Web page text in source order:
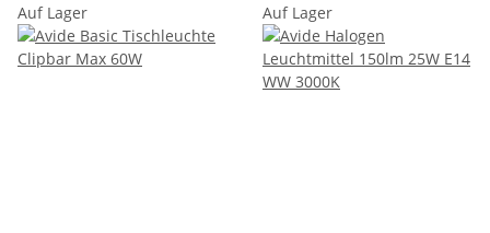
Auf Lager Auf Lager